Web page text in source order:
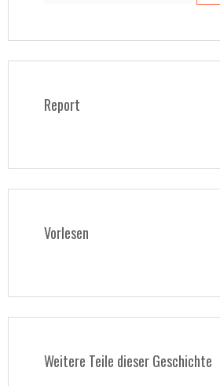
Report
Vorlesen
Weitere Teile dieser Geschichte